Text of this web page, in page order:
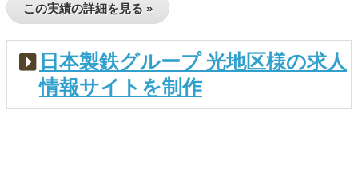
この実績の詳細を見る »
日本製鉄グループ 光地区様の求人
情報サイトを制作